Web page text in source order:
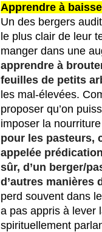
Apprendre à
Un des bergers
le plus clair de leur
manger dans une
apprendre à
feuilles de petits
les mal-élevées.
proposer qu’on
imposer la
pour les pasteurs,
appelée
sûr, d’un berger/
d’autres manières
perd souvent dans
a pas appris à lever
spirituellement